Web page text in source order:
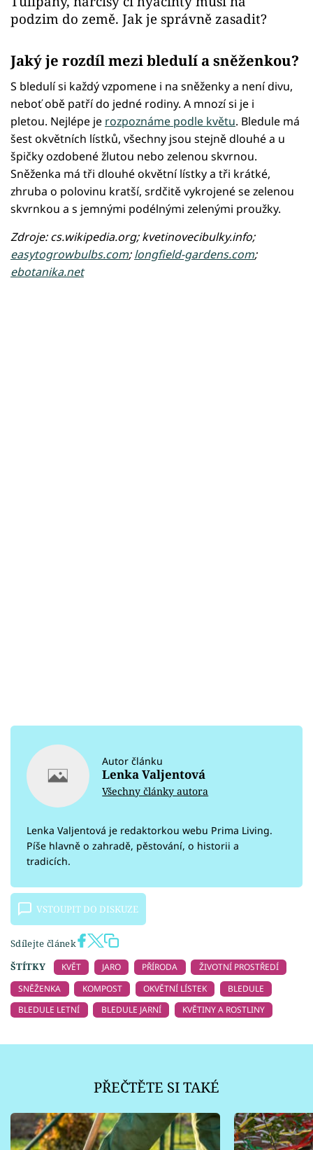
podzim do země. Jak je správně zasadit?
Jaký je rozdíl mezi bledulí a sněženkou?
S bledulí si každý vzpomene i na sněženky a není divu,
neboť obě patří do jedné rodiny. A mnozí si je i
pletou. Nejlépe je rozpoznáme podle květu. Bledule má
šest okvětních lístků, všechny jsou stejně dlouhé a u
špičky ozdobené žlutou nebo zelenou skvrnou.
Sněženka má tři dlouhé okvětní lístky a tři krátké,
zhruba o polovinu kratší, srdčitě vykrojené se zelenou
skvrnkou a s jemnými podélnými zelenými proužky.
Zdroje: cs.wikipedia.org; kvetinovecibulky.info;
easytogrowbulbs.com;longfield-gardens.com;
ebotanika.net
Autor článku
Lenka Valjentová
Všechny články autora
Lenka Valjentová je redaktorkou webu Prima Living.
Píše hlavně o zahradě, pěstování, o historii a
tradicích.
VSTOUPIT DO DISKUZE
Sdílejte článek
ŠTÍTKY
KVĚT JARO PŘÍRODA
ŽIVOTNÍ PROSTŘEDÍ
SNĚŽENKA
KOMPOST OKVĚTNÍ LÍSTEK
BLEDULE
BLEDULE LETNÍ
BLEDULE JARNÍ KVĚTINY A ROSTLINY
PŘEČTĚTE SI TAKÉ